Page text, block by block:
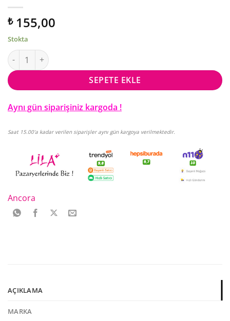
₺155,00
Stokta
Ancora Tropico Mix Konsantre Meyve Suyu 250 Ml adet
SEPETE EKLE
Aynı gün siparişiniz kargoda !
Saat 15.00'a kadar verilen siparişler aynı gün kargoya verilmektedir.
Ancora
AÇIKLAMA
MARKA